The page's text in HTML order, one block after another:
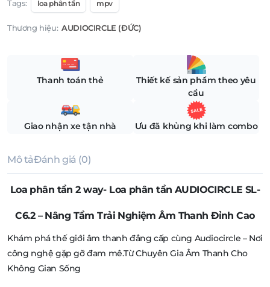
Tags: loa phân tần mpv
Thương hiệu: AUDIOCIRCLE (ĐỨC)
Thanh toán thẻ
Thiết kế sản phẩm theo yêu
cầu
Giao nhận xe tận nhà Ưu đã khủng khi làm combo
Mô tảĐánh giá (0)
Loa phân tần 2 way- Loa phân tần AUDIOCIRCLE SL-
C6.2 – Nâng Tầm Trải Nghiệm Âm Thanh Đỉnh Cao
Khám phá thế giới âm thanh đẳng cấp cùng Audiocircle – Nơi
công nghệ gặp gỡ đam mê.Từ Chuyên Gia Âm Thanh Cho
Không Gian Sống